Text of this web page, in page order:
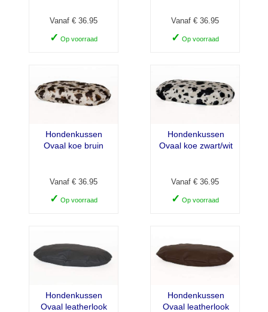
Vanaf € 36.95
✓ Op voorraad
Vanaf € 36.95
✓ Op voorraad
Hondenkussen
Ovaal koe bruin
Vanaf € 36.95
✓ Op voorraad
Hondenkussen
Ovaal koe zwart/wit
Vanaf € 36.95
✓ Op voorraad
Hondenkussen
Ovaal leatherlook
Hondenkussen
Ovaal leatherlook